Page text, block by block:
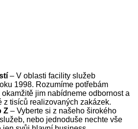
– V oblasti facility služeb
1998. Rozumíme potřebám
jim nabídneme odbornost a
z tisíců realizovaných zakázek.
Z – Vyberte si z našeho širokého
nebo jednoduše nechte vše